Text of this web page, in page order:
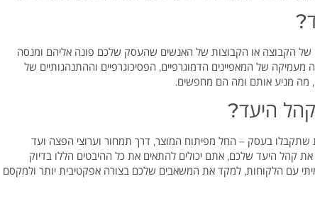
של הקבוצה או הקבוצות של האנשים שהעסק שלכם פונה אליהם ומנסה
של המאפיינים הדמוגרפיים, הפסיכוגרפיים וההתנהגותיים של
מה מניע אותם ומה הם מחפשים.
היעד?
שתקבלו בעסק – החל מפיתוח המוצר, דרך תמחור וערוצי הפצה ועד
קהל היעד שלכם, אתם יכולים להתאים את כל ההיבטים הללו בדיוק
עם הלקוחות, למקד את המשאבים שלכם בצורה אפקטיבית יותר ולמקסם